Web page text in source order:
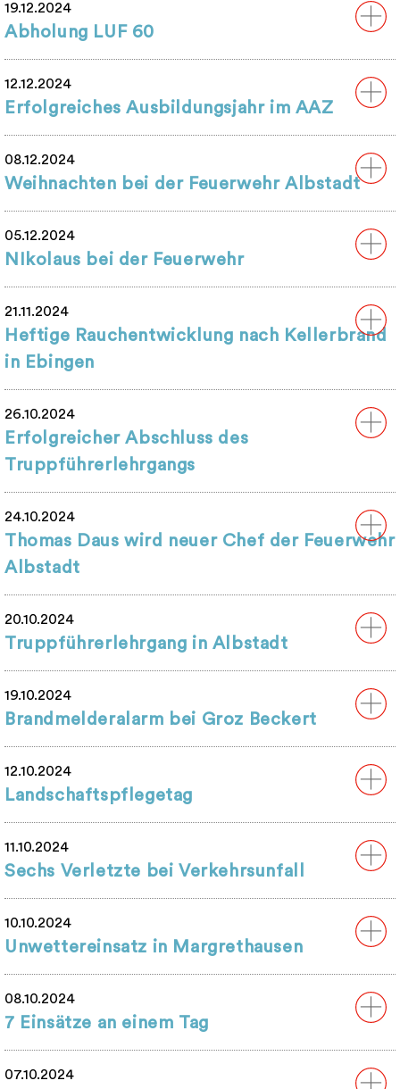
19.12.2024
Abholung LUF 60
12.12.2024
Erfolgreiches Ausbildungsjahr im AAZ
08.12.2024
Weihnachten bei der Feuerwehr Albstadt
05.12.2024
NIkolaus bei der Feuerwehr
21.11.2024
Heftige Rauchentwicklung nach Kellerbrand
in Ebingen
26.10.2024
Erfolgreicher Abschluss des
Truppführerlehrgangs
24.10.2024
Thomas Daus wird neuer Chef der Feuerwehr
Albstadt
20.10.2024
Truppführerlehrgang in Albstadt
19.10.2024
Brandmelderalarm bei Groz Beckert
12.10.2024
Landschaftspflegetag
11.10.2024
Sechs Verletzte bei Verkehrsunfall
10.10.2024
Unwettereinsatz in Margrethausen
08.10.2024
7 Einsätze an einem Tag
07.10.2024